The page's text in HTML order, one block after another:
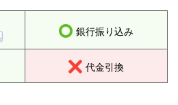
銀行振り込み
代金引換